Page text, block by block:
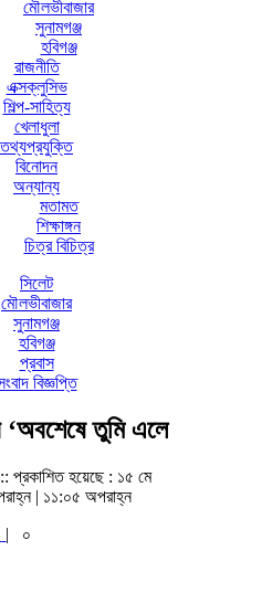
মৌলভীবাজার
সুনামগঞ্জ
হবিগঞ্জ
রাজনীতি
এক্সক্লুসিভ
শিল্প-সাহিত্য
খেলাধুলা
তথ্যপ্রযুক্তি
বিনোদন
অন্যান্য
মতামত
শিক্ষাঙ্গন
চিত্র বিচিত্র
সিলেট
মৌলভীবাজার
সুনামগঞ্জ
হবিগঞ্জ
প্রবাস
বিজ্ঞপ্তি
‘অবশেষে তুমি এলে
প্রকাশিত হয়েছে : ১৫ মে
| ১১:০৫ অপরাহ্ন
|
০